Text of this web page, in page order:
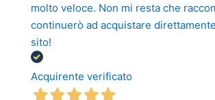
molto veloce. Non mi resta che
continuerò ad acquistare
sito!
Acquirente verificato